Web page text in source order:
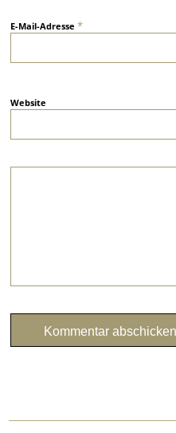
E-Mail-Adresse*
Website